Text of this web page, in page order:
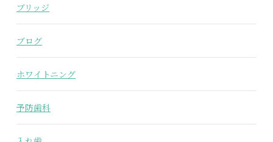
ブリッジ
ブログ
ホワイトニング
予防歯科